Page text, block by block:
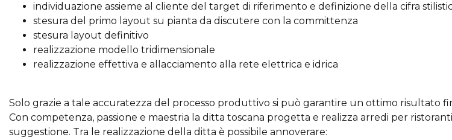
individuazione assieme al cliente del target di riferimento e definizione della cifra
stesura del primo layout su pianta da discutere con la committenza
stesura layout definitivo
realizzazione modello tridimensionale
realizzazione effettiva e allacciamento alla rete elettrica e idrica
Solo grazie a tale accuratezza del processo produttivo si può garantire un ottimo risultato
Con competenza, passione e maestria la ditta toscana progetta e realizza arredi per
suggestione. Tra le realizzazione della ditta è possibile annoverare: